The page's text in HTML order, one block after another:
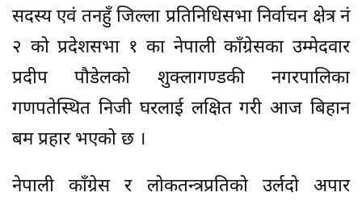
सदस्य एवं तनहुँ जिल्ला प्रतिनिधिसभा निर्वाचन क्षेत्र नं
२ को प्रदेशसभा १ का नेपाली काँग्रेसका उम्मेदवार
प्रदीप पौडेलको शुक्लागण्डकी नगरपालिका
गणपतेस्थित निजी घरलाई लक्षित गरी आज बिहान
बम प्रहार भएको छ ।
नेपाली काँग्रेस र लोकतन्त्रप्रतिको उर्लदो अपार